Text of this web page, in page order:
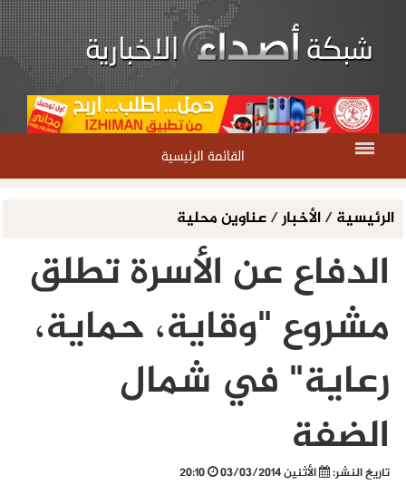
القائمة الرئيسية
الرئيسية/الأخبار/عناوين محلية
الدفاع عن الأسرة تطلق
مشروع "وقاية، حماية،
رعاية" في شمال
الضفة
تاريخ النشر: الأثنين 03/03/2014